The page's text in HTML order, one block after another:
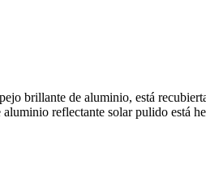
brillante de aluminio, está
reflectante solar pulido está